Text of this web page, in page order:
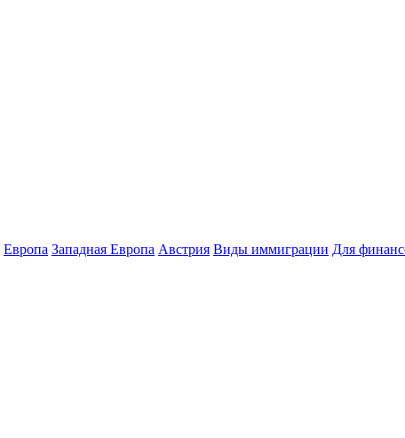
Европа Западная Европа Австрия Виды иммиграции Для